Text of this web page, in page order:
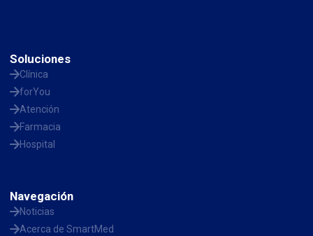
Soluciones
Clínica
forYou
Atención
Farmacia
Hospital
Navegación
Noticias
Acerca de SmartMed